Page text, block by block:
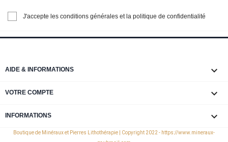
J'accepte les conditions générales et la politique de confidentialité
AIDE & INFORMATIONS 
VOTRE COMPTE 
INFORMATIONS keyboard_arrow_down
Boutique de Minéraux et Pierres Lithothérapie | Copyright 2022 - https://www.mineraux-